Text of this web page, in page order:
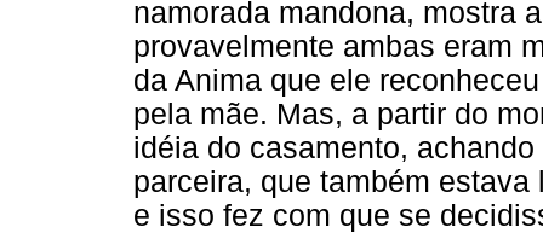
namorada mandona, mostra
provavelmente ambas eram
da Anima que ele
pela mãe. Mas, a partir do
idéia do casamento,
parceira, que também
e isso fez com que se